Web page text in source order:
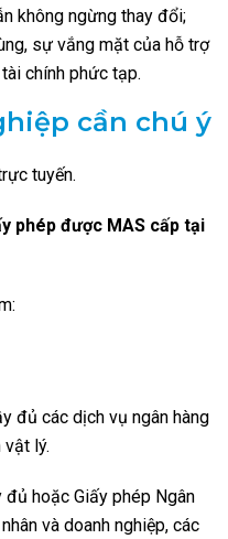
không ngừng thay đổi;
sự vắng mặt của hỗ trợ
chính phức tạp.
cần chú ý
tuyến.
phép được MAS cấp tại
đủ các dịch vụ ngân hàng
vật lý.
đủ hoặc Giấy phép Ngân
và doanh nghiệp, các